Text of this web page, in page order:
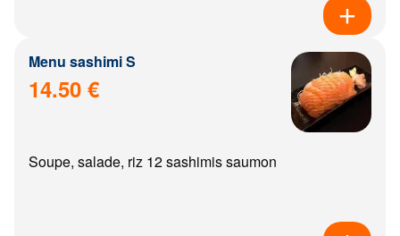
Menu sashimi S
14.50 €
Soupe, salade, riz 12 sashimis saumon